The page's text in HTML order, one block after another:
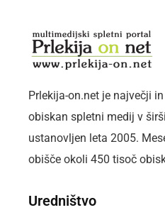
ČETRTEK, 6. AVGUST 2026
Prlekija-on.net je največji
obiskan spletni medij v
ustanovljen leta 2005.
obišče okoli 450 tisoč
Uredništvo
Naslovnica